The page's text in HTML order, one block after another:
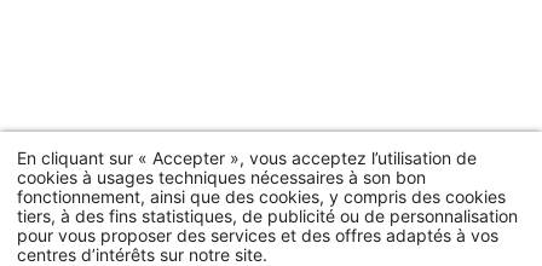
En cliquant sur « Accepter », vous acceptez l’utilisation de
cookies à usages techniques nécessaires à son bon
fonctionnement, ainsi que des cookies, y compris des cookies
tiers, à des fins statistiques, de publicité ou de personnalisation
pour vous proposer des services et des offres adaptés à vos
centres d’intérêts sur notre site.